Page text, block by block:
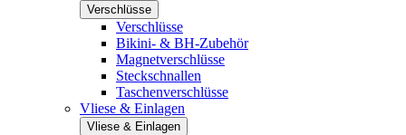
Verschlüsse
Verschlüsse
Bikini- & BH-Zubehör
Magnetverschlüsse
Steckschnallen
Taschenverschlüsse
Vliese & Einlagen
Vliese & Einlagen